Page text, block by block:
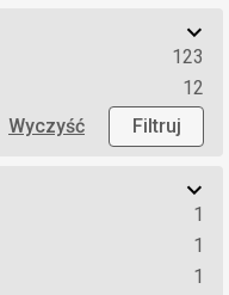
123
12
Wyczyść
Filtruj
1
1
1